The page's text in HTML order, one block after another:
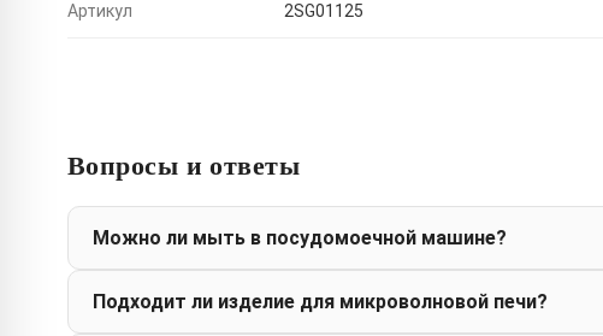
Артикул 2SG01125
Вопросы и ответы
Можно ли мыть в посудомоечной машине?
Подходит ли изделие для микроволновой печи?